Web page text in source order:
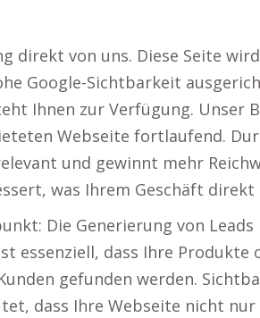
direkt von uns. Diese Seite
Google-Sichtbarkeit
Ihnen zur Verfügung. Unser
Webseite fortlaufend.
und gewinnt mehr
was Ihrem Geschäft
Die Generierung von
essenziell, dass Ihre Produkte
gefunden werden.
dass Ihre Webseite nicht